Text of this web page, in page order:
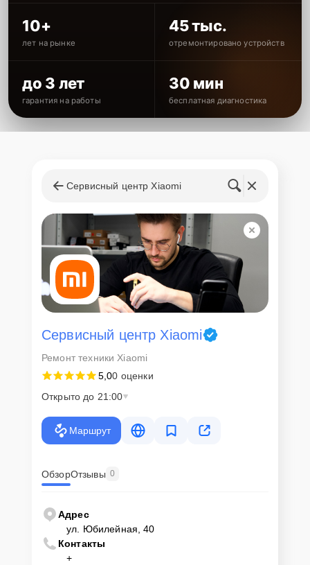
10+
лет на рынке
45 тыс.
отремонтировано устройств
до 3 лет
гарантия на работы
30 мин
бесплатная диагностика
Сервисный центр Xiaomi
Сервисный центр Xiaomi
Ремонт техники Xiaomi
5,00 оценки
Открыто до 21:00
Маршрут
ОбзорОтзывы 0
Адрес
ул. Юбилейная, 40
Контакты
+